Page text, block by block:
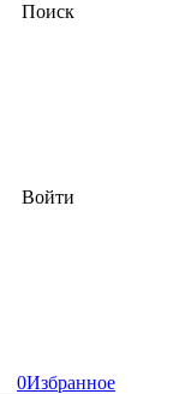
Поиск
Войти
0Избранное